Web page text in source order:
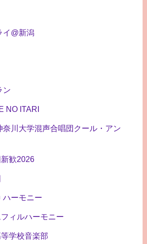
イ@新潟
ン
NO ITARI
奈川大学混声合唱団クール・アン
歓2026
ハーモニー
ィルハーモニー
学校音楽部